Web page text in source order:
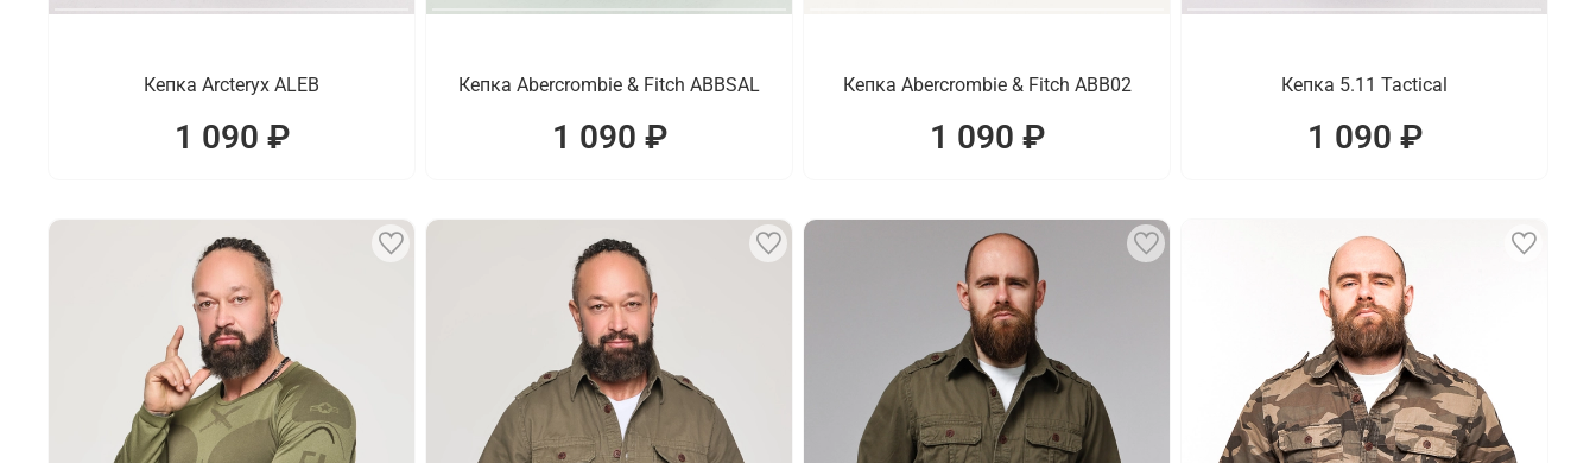
Кепка Arcteryx ALEB
1 090 ₽
Кепка Abercrombie & Fitch ABBSAL
1 090 ₽
Кепка Abercrombie & Fitch ABB02
1 090 ₽
Кепка 5.11 Tactical
1 090 ₽